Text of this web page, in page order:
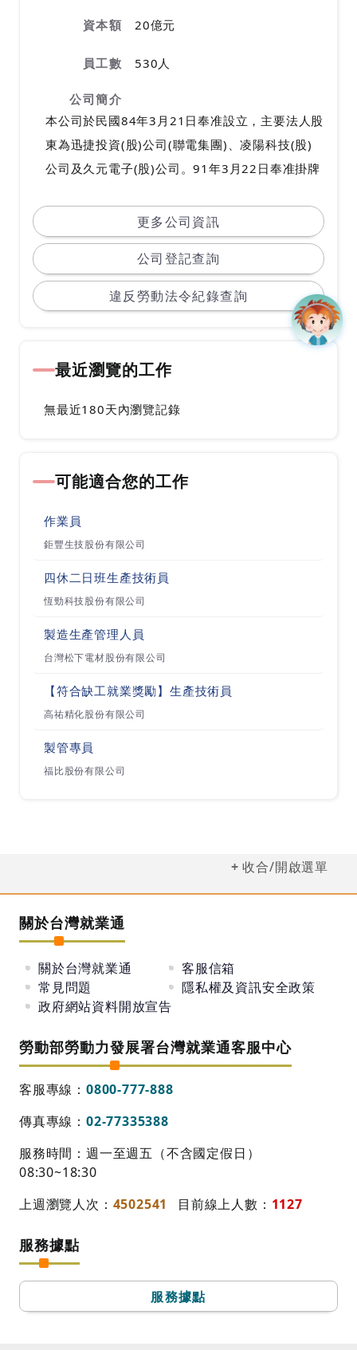
資本額 20億元
員工數 530人
公司簡介
本公司於民國84年3月21日奉准設立，主要法人股
東為迅捷投資(股)公司(聯電集團)、凌陽科技(股)
公司及久元電子(股)公司。91年3月22日奉准掛牌
產品自我研發之精神，高功率及背光源相關產品，
為公司營收及獲利成長之最大動力來源。
本公司主要從事半導體晶片、發光二極體封裝之研
究開發設計、製造、測試及前項產品進出口貿易業
務，屬於 LED 下游封裝產業，舉凡手機、 PDA 與
筆記型電腦等之發光源均已大量使用中。目前本公
貿易零售商、下游應用品製造商及 Design House
D LED 之封裝技術為主軸，以現有產品之衍生
球 SMD LED 之技術領導廠商」及「成為 “ 光 ” 概
念公司」自我期許。
更多公司資訊
公司登記查詢
違反勞動法令紀錄查詢
最近瀏覽的工作
無最近180天內瀏覽記錄
可能適合您的工作
作業員
鉅豐生技股份有限公司
四休二日班生產技術員
恆勁科技股份有限公司
製造生產管理人員
台灣松下電材股份有限公司
【符合缺工就業獎勵】生產技術員
高祐精化股份有限公司
製管專員
福比股份有限公司
收合/開啟選單
關於台灣就業通
關於台灣就業通
客服信箱
常見問題
隱私權及資訊安全政策
政府網站資料開放宣告
勞動部勞動力發展署台灣就業通客服中心
客服專線： 0800-777-888
傳真專線： 02-77335388
服務時間：週一至週五（不含國定假日）
08:30~18:30
上週瀏覽人次： 4502541 目前線上人數： 1127
服務據點
服務據點